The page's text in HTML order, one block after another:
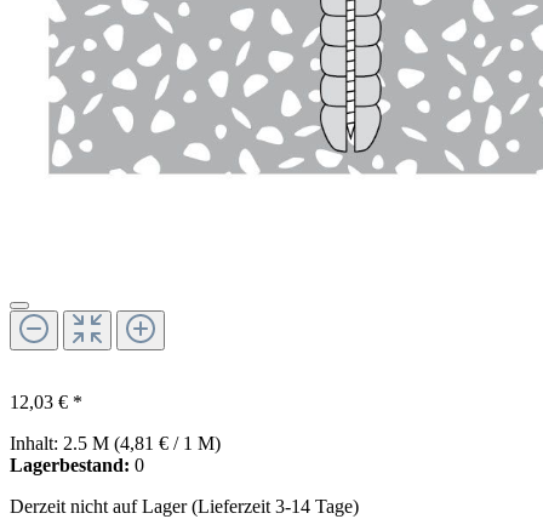
12,03 € *
Inhalt: 2.5 M (4,81 € / 1 M)
Lagerbestand: 0
Derzeit nicht auf Lager (Lieferzeit 3-14 Tage)